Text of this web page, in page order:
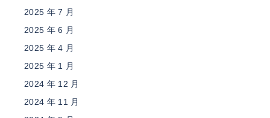
2025 年 7 月
2025 年 6 月
2025 年 4 月
2025 年 1 月
2024 年 12 月
2024 年 11 月